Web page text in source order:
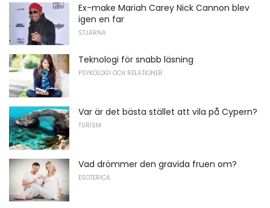
Ex-make Mariah Carey Nick Cannon blev
igen en far
STJÄRNA
Teknologi för snabb läsning
PSYKOLOGI OCH RELATIONER
Var är det bästa stället att vila på Cypern?
TURISM
Vad drömmer den gravida fruen om?
ESOTERICA